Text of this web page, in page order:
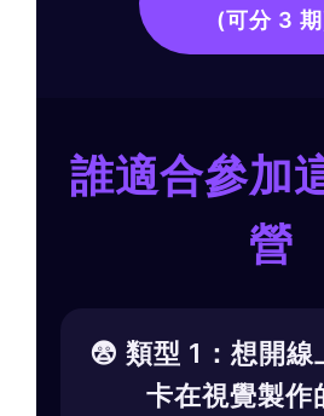
(可分 3
誰適合參加
營
😨 類型 1：想開線
卡在視覺製作